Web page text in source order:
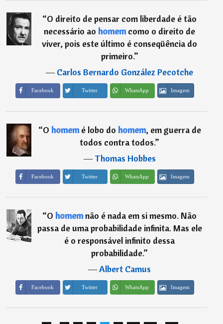
“O direito de pensar com liberdade é tão
necessário ao homemcomo o direito de
viver, pois este último é conseqüência do
primeiro.”
―Carlos Bernardo González Pecotche
Facebook Twitter WhatsApp Imagem
“O homemé lobo do homem, em guerra de
todos contra todos.”
―Thomas Hobbes
Facebook Twitter WhatsApp Imagem
“O homemnão é nada em si mesmo. Não
passa de uma probabilidade infinita. Mas ele
é o responsável infinito dessa
probabilidade.”
―Albert Camus
Facebook Twitter WhatsApp Imagem